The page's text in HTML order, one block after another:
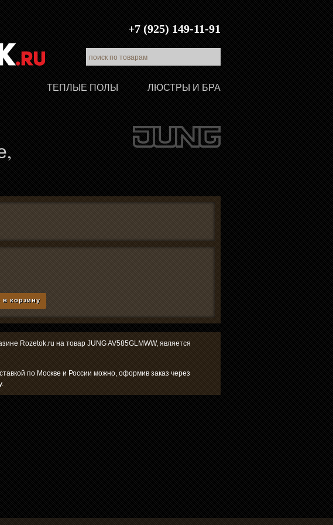
+7 (925) 149-11-91
ЛЮСТРЫ И БРА
ТЕПЛЫЕ ПОЛЫ
в корзину
Rozetok.ru на товар JUNG AV585GLMWW, является
по Москве и России можно, оформив заказ через